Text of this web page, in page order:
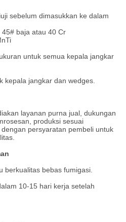
sebelum dimasukkan ke dalam
baja atau 40 Cr
untuk semua kepala jangkar
kepala jangkar dan wedges.
layanan purna jual, dukungan
produksi sesuai
persyaratan pembeli untuk
berkualitas bebas fumigasi.
10-15 hari kerja setelah